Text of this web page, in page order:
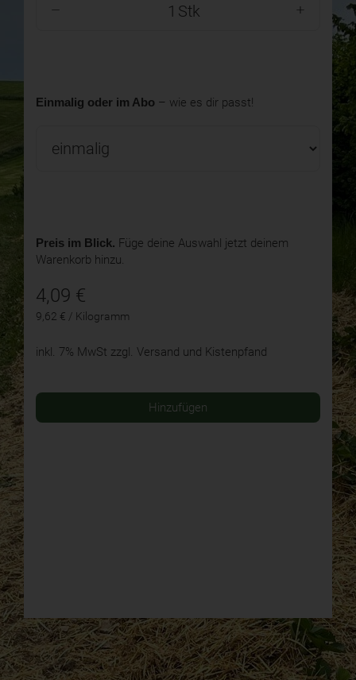
Stk
Einmalig oder im Abo – wie es dir passt!
Preis im Blick. Füge deine Auswahl jetzt deinem
Warenkorb hinzu.
4,09 €
9,62 € / Kilogramm
inkl. 7% MwSt zzgl. Versand und Kistenpfand
Hinzufügen